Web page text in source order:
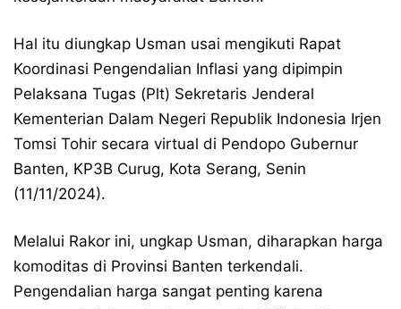
Hal itu diungkap Usman usai mengikuti Rapat
Koordinasi Pengendalian Inflasi yang dipimpin
Pelaksana Tugas (Plt) Sekretaris Jenderal
Kementerian Dalam Negeri Republik Indonesia Irjen
Tomsi Tohir secara virtual di Pendopo Gubernur
Banten, KP3B Curug, Kota Serang, Senin
(11/11/2024).
Melalui Rakor ini, ungkap Usman, diharapkan harga
komoditas di Provinsi Banten terkendali.
Pengendalian harga sangat penting karena